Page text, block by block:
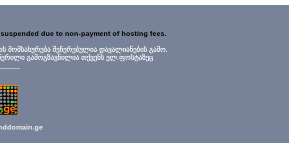
due to non-payment of hosting fees.
მომსახურება შეჩერებულია დავალიანების გამო.
გამოგზავნილია თქვენს ელ.ფოსტაზეც